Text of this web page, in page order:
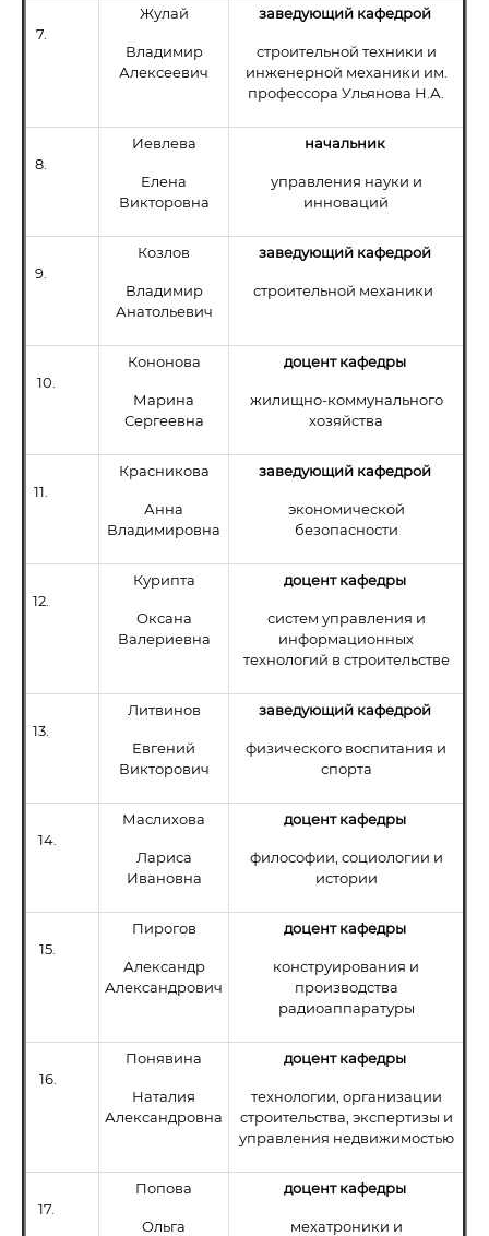
7.
Жулай
Владимир
Алексеевич
заведующий кафедрой
строительной техники и
инженерной механики им.
профессора Ульянова Н.А.
8.
Иевлева
Елена
Викторовна
начальник
управления науки и
инноваций
9.
Козлов
Владимир
Анатольевич
заведующий кафедрой
строительной механики
10.
Кононова
Марина
Сергеевна
доцент кафедры
жилищно-коммунального
хозяйства
11.
Красникова
Анна
Владимировна
заведующий кафедрой
экономической
безопасности
12.
Курипта
Оксана
Валериевна
доцент кафедры
систем управления и
информационных
технологий в строительстве
13.
Литвинов
Евгений
Викторович
заведующий кафедрой
физического воспитания и
спорта
14.
Маслихова
Лариса
Ивановна
доцент кафедры
философии, социологии и
истории
15.
Пирогов
Александр
Александрович
доцент кафедры
конструирования и
производства
радиоаппаратуры
16.
Понявина
Наталия
Александровна
доцент кафедры
технологии, организации
строительства, экспертизы и
управления недвижимостью
17.
Попова
Ольга
доцент кафедры
мехатроники и